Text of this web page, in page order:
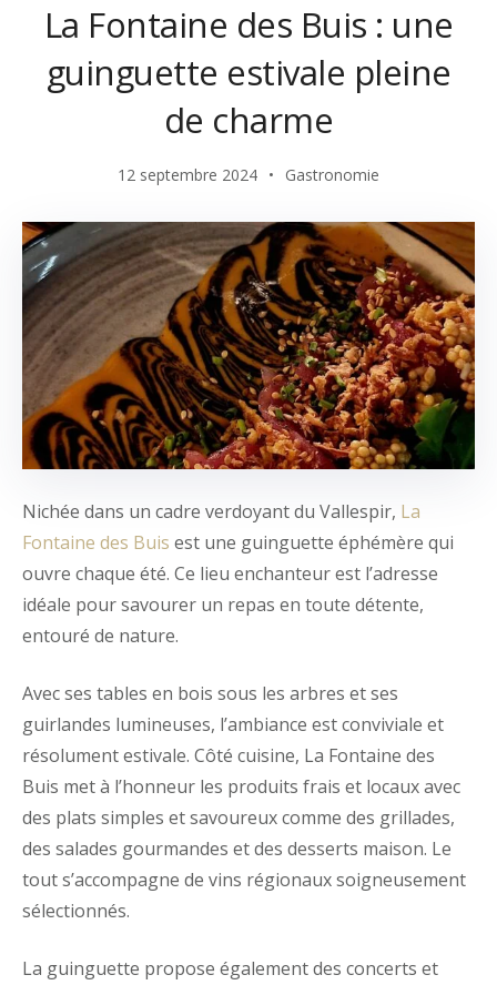
La Fontaine des Buis : une
guinguette estivale pleine
de charme
12 septembre 2024 Gastronomie
Nichée dans un cadre verdoyant du Vallespir, La
Fontaine des Buis est une guinguette éphémère qui
ouvre chaque été. Ce lieu enchanteur est l’adresse
idéale pour savourer un repas en toute détente,
entouré de nature.
Avec ses tables en bois sous les arbres et ses
guirlandes lumineuses, l’ambiance est conviviale et
résolument estivale. Côté cuisine, La Fontaine des
Buis met à l’honneur les produits frais et locaux avec
des plats simples et savoureux comme des grillades,
des salades gourmandes et des desserts maison. Le
tout s’accompagne de vins régionaux soigneusement
sélectionnés.
La guinguette propose également des concerts et